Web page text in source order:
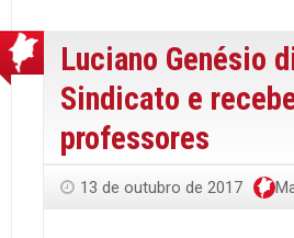
Luciano Genésio
Sindicato e
professores
13 de outubro de 2017